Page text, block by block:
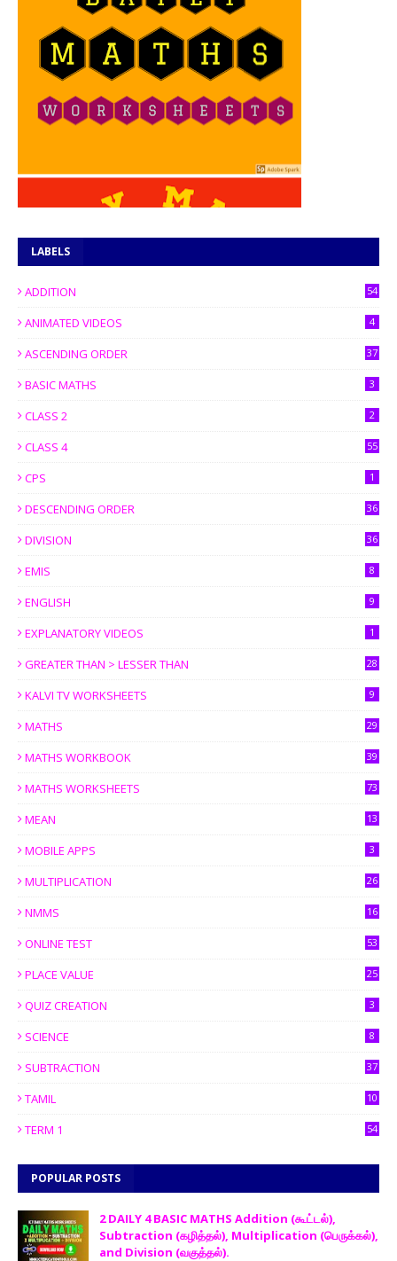
LABELS
ADDITION 54
ANIMATED VIDEOS 4
ASCENDING ORDER 37
BASIC MATHS 3
CLASS 2 2
CLASS 4 55
CPS 1
DESCENDING ORDER 36
DIVISION 36
EMIS 8
ENGLISH 9
EXPLANATORY VIDEOS 1
GREATER THAN > LESSER THAN 28
KALVI TV WORKSHEETS 9
MATHS 29
MATHS WORKBOOK 39
MATHS WORKSHEETS 73
MEAN 13
MOBILE APPS 3
MULTIPLICATION 26
NMMS 16
ONLINE TEST 53
PLACE VALUE 25
QUIZ CREATION 3
SCIENCE 8
SUBTRACTION 37
TAMIL 10
TERM 1 54
POPULAR POSTS
2 DAILY 4 BASIC MATHS Addition (கூட்டல்),
Subtraction (கழித்தல்), Multiplication (பெருக்கல்),
and Division (வகுத்தல்).